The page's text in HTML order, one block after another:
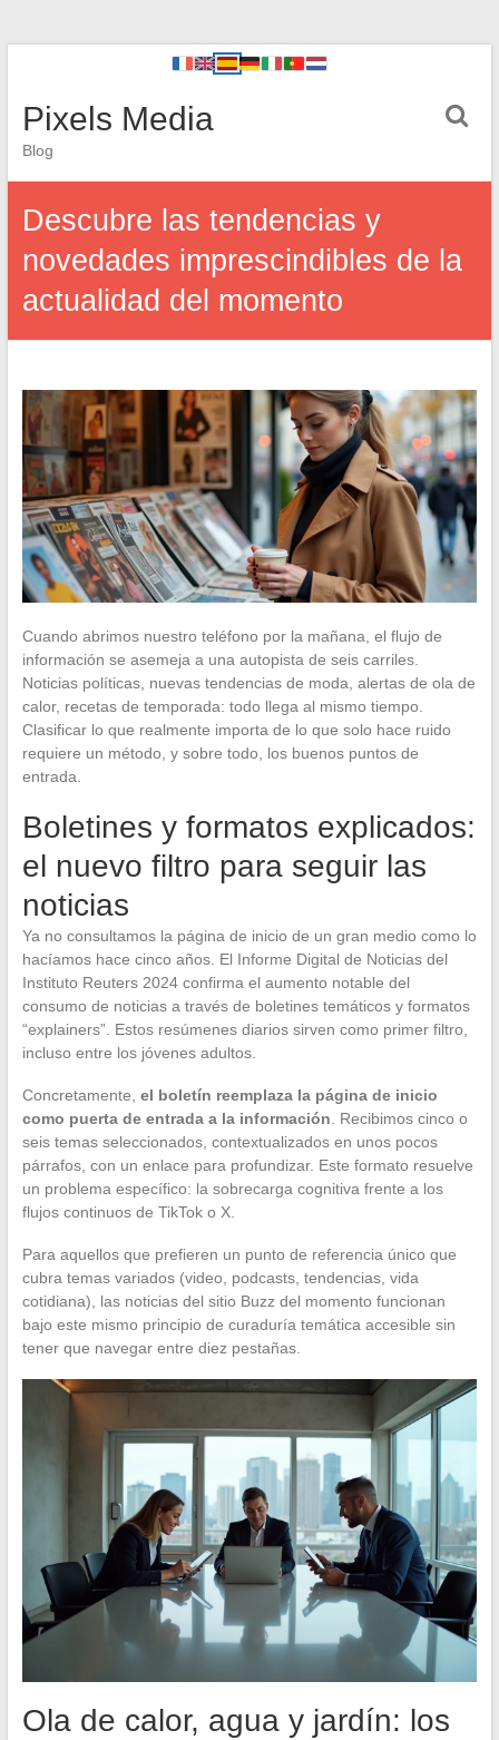
Pixels Media
Blog
Descubre las tendencias y
novedades imprescindibles de la
actualidad del momento
Cuando abrimos nuestro teléfono por la mañana, el flujo de
información se asemeja a una autopista de seis carriles.
Noticias políticas, nuevas tendencias de moda, alertas de ola de
calor, recetas de temporada: todo llega al mismo tiempo.
Clasificar lo que realmente importa de lo que solo hace ruido
requiere un método, y sobre todo, los buenos puntos de
entrada.
Boletines y formatos explicados:
el nuevo filtro para seguir las
noticias
Ya no consultamos la página de inicio de un gran medio como lo
hacíamos hace cinco años. El Informe Digital de Noticias del
Instituto Reuters 2024 confirma el aumento notable del
consumo de noticias a través de boletines temáticos y formatos
“explainers”. Estos resúmenes diarios sirven como primer filtro,
incluso entre los jóvenes adultos.
Concretamente, el boletín reemplaza la página de inicio
como puerta de entrada a la información . Recibimos cinco o
seis temas seleccionados, contextualizados en unos pocos
párrafos, con un enlace para profundizar. Este formato resuelve
un problema específico: la sobrecarga cognitiva frente a los
flujos continuos de TikTok o X.
Para aquellos que prefieren un punto de referencia único que
cubra temas variados (video, podcasts, tendencias, vida
cotidiana), las noticias del sitio Buzz del momento funcionan
bajo este mismo principio de curaduría temática accesible sin
tener que navegar entre diez pestañas.
Ola de calor, agua y jardín: los